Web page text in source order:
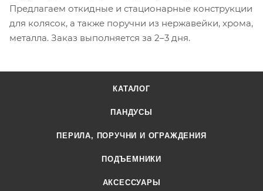
Предлагаем откидные и стационарные конструкции
для колясок, а также поручни из нержавейки, хрома,
металла. Заказ выполняется за 2–3 дня.
КАТАЛОГ
ПАНДУСЫ
ПЕРИЛА, ПОРУЧНИ И ОГРАЖДЕНИЯ
ПОДЪЕМНИКИ
АКСЕССУАРЫ